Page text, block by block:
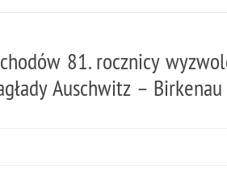
81. rocznicy
Auschwitz – Birkenau